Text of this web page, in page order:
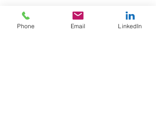
Phone Email LinkedIn